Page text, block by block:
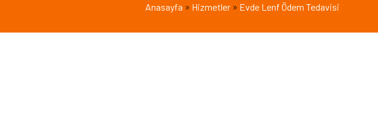
Anasayfa » Hizmetler» Evde Lenf Ödem Tedavisi